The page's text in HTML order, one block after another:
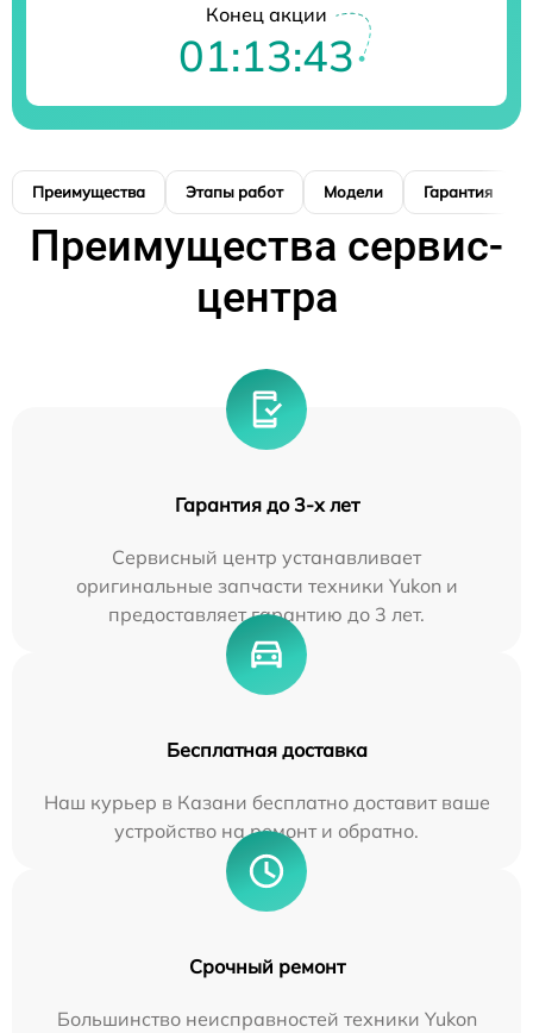
Конец акции
01:13:42
Преимущества Этапы работ Модели Гарантия
Преимущества сервис-
центра
Гарантия до 3-х лет
Сервисный центр устанавливает
оригинальные запчасти техники Yukon и
предоставляет гарантию до 3 лет.
Бесплатная доставка
Наш курьер в Казани бесплатно доставит ваше
устройство на ремонт и обратно.
Срочный ремонт
Большинство неисправностей техники Yukon